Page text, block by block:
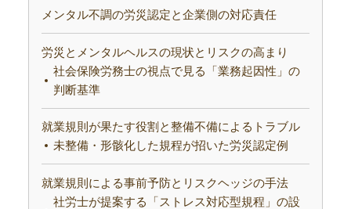
メンタル不調の労災認定と企業側の対応責任
労災とメンタルヘルスの現状とリスクの高まり
社会保険労務士の視点で見る「業務起因性」の
判断基準
就業規則が果たす役割と整備不備によるトラブル
未整備・形骸化した規程が招いた労災認定例
就業規則による事前予防とリスクヘッジの手法
社労士が提案する「ストレス対応型規程」の設